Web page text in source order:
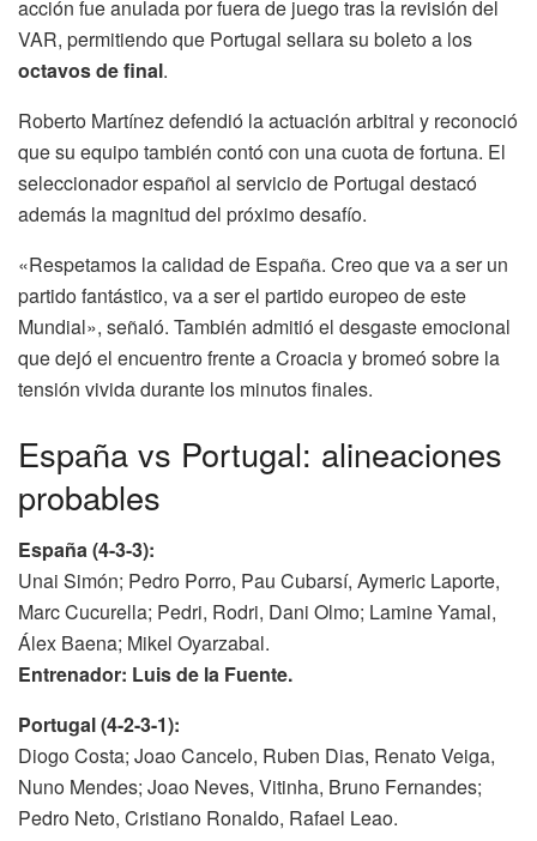
acción fue anulada por fuera de juego tras la revisión del
VAR, permitiendo que Portugal sellara su boleto a los
octavos de final.
Roberto Martínez defendió la actuación arbitral y reconoció
que su equipo también contó con una cuota de fortuna. El
seleccionador español al servicio de Portugal destacó
además la magnitud del próximo desafío.
«Respetamos la calidad de España. Creo que va a ser un
partido fantástico, va a ser el partido europeo de este
Mundial», señaló. También admitió el desgaste emocional
que dejó el encuentro frente a Croacia y bromeó sobre la
tensión vivida durante los minutos finales.
España vs Portugal: alineaciones
probables
España (4-3-3):
Unai Simón; Pedro Porro, Pau Cubarsí, Aymeric Laporte,
Marc Cucurella; Pedri, Rodri, Dani Olmo; Lamine Yamal,
Álex Baena; Mikel Oyarzabal.
Entrenador: Luis de la Fuente.
Portugal (4-2-3-1):
Diogo Costa; Joao Cancelo, Ruben Dias, Renato Veiga,
Nuno Mendes; Joao Neves, Vitinha, Bruno Fernandes;
Pedro Neto, Cristiano Ronaldo, Rafael Leao.